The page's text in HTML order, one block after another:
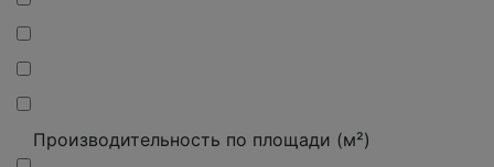
Производительность по площади (м²)